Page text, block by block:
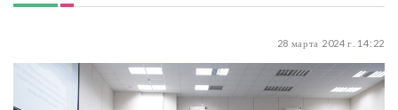
28 марта 2024 г. 14:22